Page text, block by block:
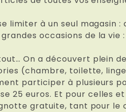
limiter à un seul magasin
occasions de la vie
On a découvert plein
(chambre, toilette,
participer à plusieurs
25 euros. Et pour celles
gratuite, tant pour le